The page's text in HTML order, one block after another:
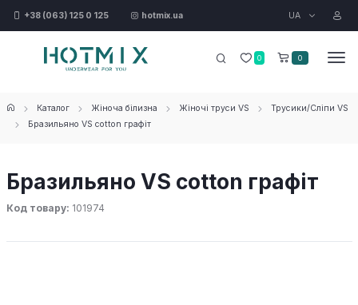
+38 (063) 125 0 125 hotmix.ua UA
0 0
Каталог Жіноча білизна Жіночі труси VS
Трусики/Сліпи VS
Бразильяно VS cotton графіт
Бразильяно VS cotton графіт
Код товару: 101974